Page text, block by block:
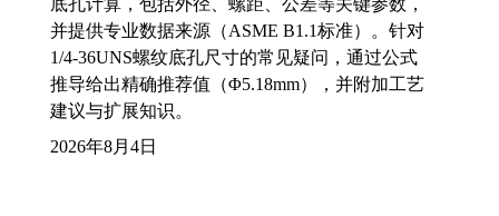
并提供专业数据来源（ASME B1.1标准）。针对
1/4-36UNS螺纹底孔尺寸的常见疑问，通过公式
推导给出精确推荐值（Φ5.18mm），并附加工艺
建议与扩展知识。
2026年8月4日